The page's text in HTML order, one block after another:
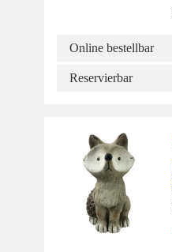
Online bestellbar
Reservierbar